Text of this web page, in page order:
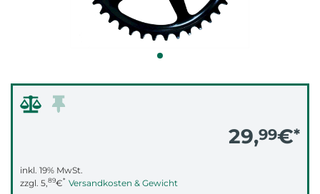
29,99€*
inkl. 19% MwSt.
zzgl. 5,89€* Versandkosten & Gewicht